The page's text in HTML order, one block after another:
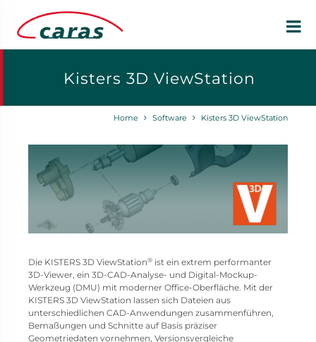
Kisters 3D ViewStation
Home Software Kisters 3D ViewStation
Die KISTERS 3D ViewStation® ist ein extrem performanter
3D-Viewer, ein 3D-CAD-Analyse- und Digital-Mockup-
Werkzeug (DMU) mit moderner Office-Oberfläche. Mit der
KISTERS 3D ViewStation lassen sich Dateien aus
unterschiedlichen CAD-Anwendungen zusammenführen,
Bemaßungen und Schnitte auf Basis präziser
Geometriedaten vornehmen, Versionsvergleiche